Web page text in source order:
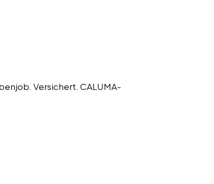
Versichert. CALUMA-